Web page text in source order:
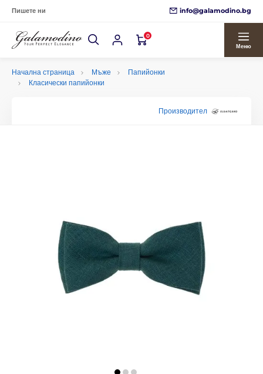
Пишете ни info@galamodino.bg
0
Меню
Начална страница Мъже
Папийонки
Класически папийонки
Производител